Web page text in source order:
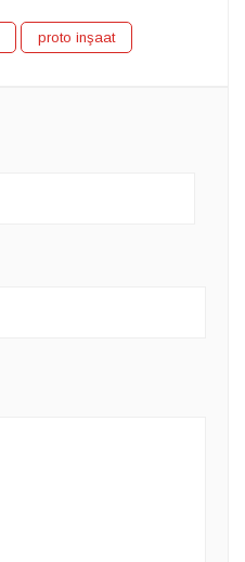
proto inşaat